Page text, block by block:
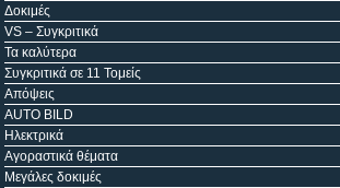
Δοκιμές
VS – Συγκριτικά
Τα καλύτερα
Συγκριτικά σε 11 Τομείς
Απόψεις
AUTO BILD
Ηλεκτρικά
Αγοραστικά θέματα
Μεγάλες δοκιμές